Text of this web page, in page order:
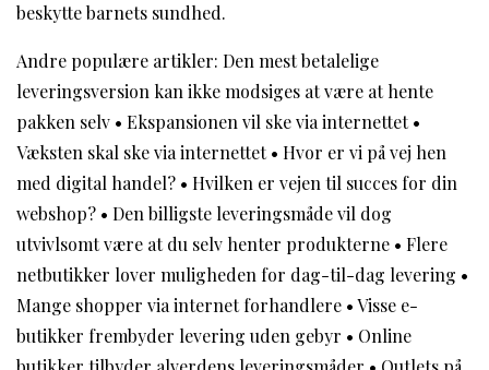
beskytte barnets sundhed.
Andre populære artikler: Den mest betalelige
leveringsversion kan ikke modsiges at være at hente
pakken selv • Ekspansionen vil ske via internettet•
Væksten skal ske via internettet• Hvor er vi på vej hen
med digital handel? • Hvilken er vejen til succes for din
webshop? • Den billigste leveringsmåde vil dog
utvivlsomt være at du selv henter produkterne • Flere
netbutikker lover muligheden for dag-til-dag levering •
Mange shopper via internet forhandlere •Visse e-
butikker frembyder levering uden gebyr • Online